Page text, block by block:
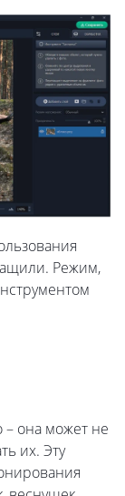
Режим,
– она может не
их. Эту